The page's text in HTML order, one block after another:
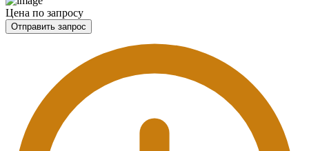
Цена по запросу
Отправить запрос